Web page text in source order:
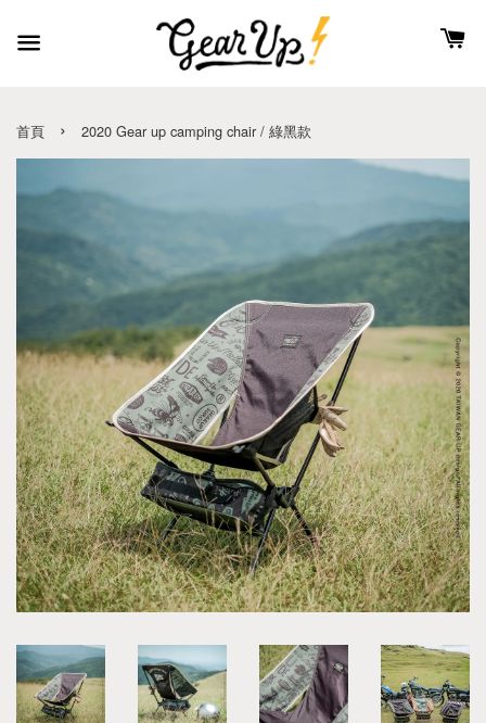
首頁 › 2020 Gear up camping chair / 綠黑款